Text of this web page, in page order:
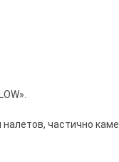
частично